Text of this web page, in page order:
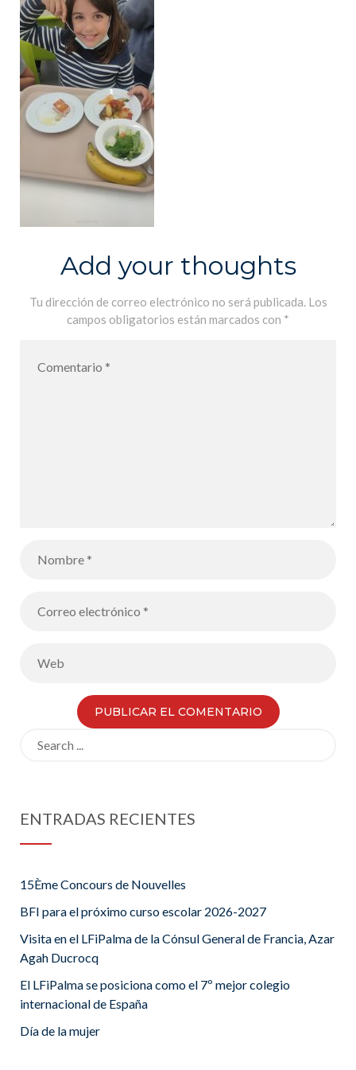
Add your thoughts
Tu dirección de correo electrónico no será publicada. Los
campos obligatorios están marcados con *
ENTRADAS RECIENTES
15Ème Concours de Nouvelles
BFI para el próximo curso escolar 2026-2027
Visita en el LFiPalma de la Cónsul General de Francia, Azar
Agah Ducrocq
El LFiPalma se posiciona como el 7º mejor colegio
internacional de España
Día de la mujer